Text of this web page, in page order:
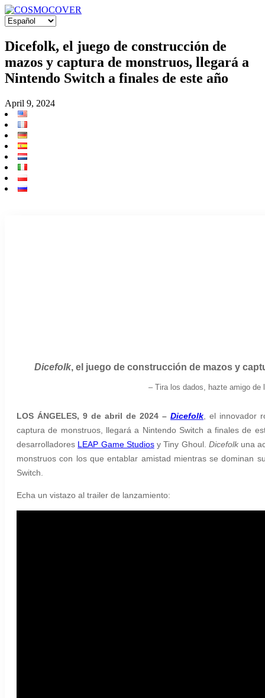
Dicefolk, el juego de construcción de
mazos y captura de monstruos, llegará a
Nintendo Switch a finales de este año
April 9, 2024
Dicefolk, el juego de construcción de mazos y
– Tira los dados, hazte amigo
LOS ÁNGELES, 9 de abril de 2024 – Dicefolk , el innovador
captura de monstruos, llegará a Nintendo Switch a finales de
desarrolladores LEAP Game Studiosy Tiny Ghoul. Dicefolkuna
monstruos con los que entablar amistad mientras se dominan
Switch.
Echa un vistazo al trailer de lanzamiento: